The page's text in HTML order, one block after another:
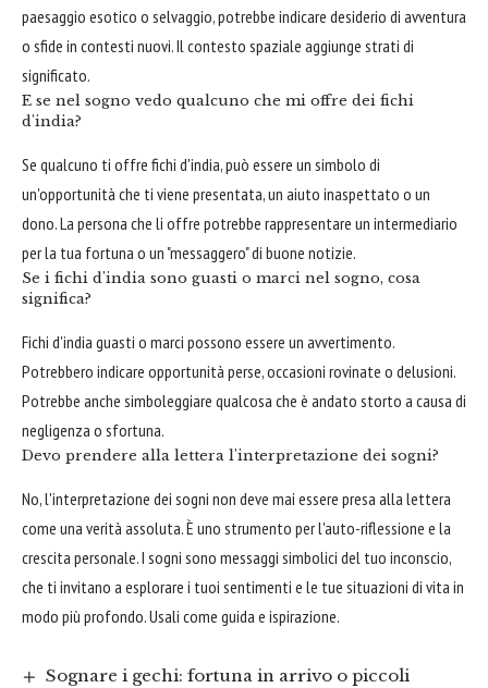
paesaggio esotico o selvaggio, potrebbe indicare desiderio di avventura
o sfide in contesti nuovi. Il contesto spaziale aggiunge strati di
significato.
E se nel sogno vedo qualcuno che mi offre dei fichi
d'india?
Se qualcuno ti offre fichi d'india, può essere un simbolo di
un'opportunità che ti viene presentata, un aiuto inaspettato o un
dono. La persona che li offre potrebbe rappresentare un intermediario
per la tua fortuna o un "messaggero" di buone notizie.
Se i fichi d'india sono guasti o marci nel sogno, cosa
significa?
Fichi d'india guasti o marci possono essere un avvertimento.
Potrebbero indicare opportunità perse, occasioni rovinate o delusioni.
Potrebbe anche simboleggiare qualcosa che è andato storto a causa di
negligenza o sfortuna.
Devo prendere alla lettera l'interpretazione dei sogni?
No, l'interpretazione dei sogni non deve mai essere presa alla lettera
come una verità assoluta. È uno strumento per l'auto-riflessione e la
crescita personale. I sogni sono messaggi simbolici del tuo inconscio,
che ti invitano a esplorare i tuoi sentimenti e le tue situazioni di vita in
modo più profondo. Usali come guida e ispirazione.
Sognare i gechi: fortuna in arrivo o piccoli